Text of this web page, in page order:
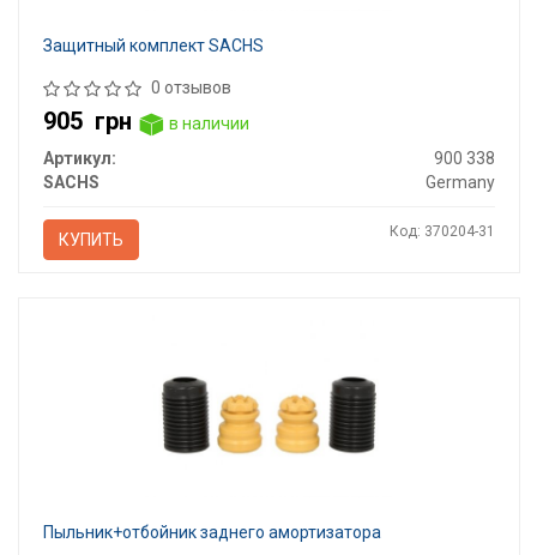
Защитный комплект SACHS
0 отзывов
905 грн
в наличии
Артикул:
900 338
SACHS
Germany
КУПИТЬ Код: 370204-31
Пыльник+отбойник заднего амортизатора